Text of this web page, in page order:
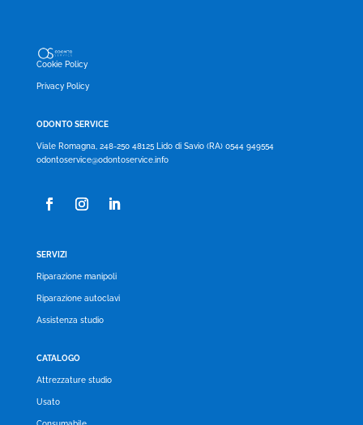
Cookie Policy
Privacy Policy
ODONTO SERVICE
Viale Romagna, 248-250 48125 Lido di Savio (RA) 0544 949554
odontoservice@odontoservice.info
SERVIZI
Riparazione manipoli
Riparazione autoclavi
Assistenza studio
CATALOGO
Attrezzature studio
Usato